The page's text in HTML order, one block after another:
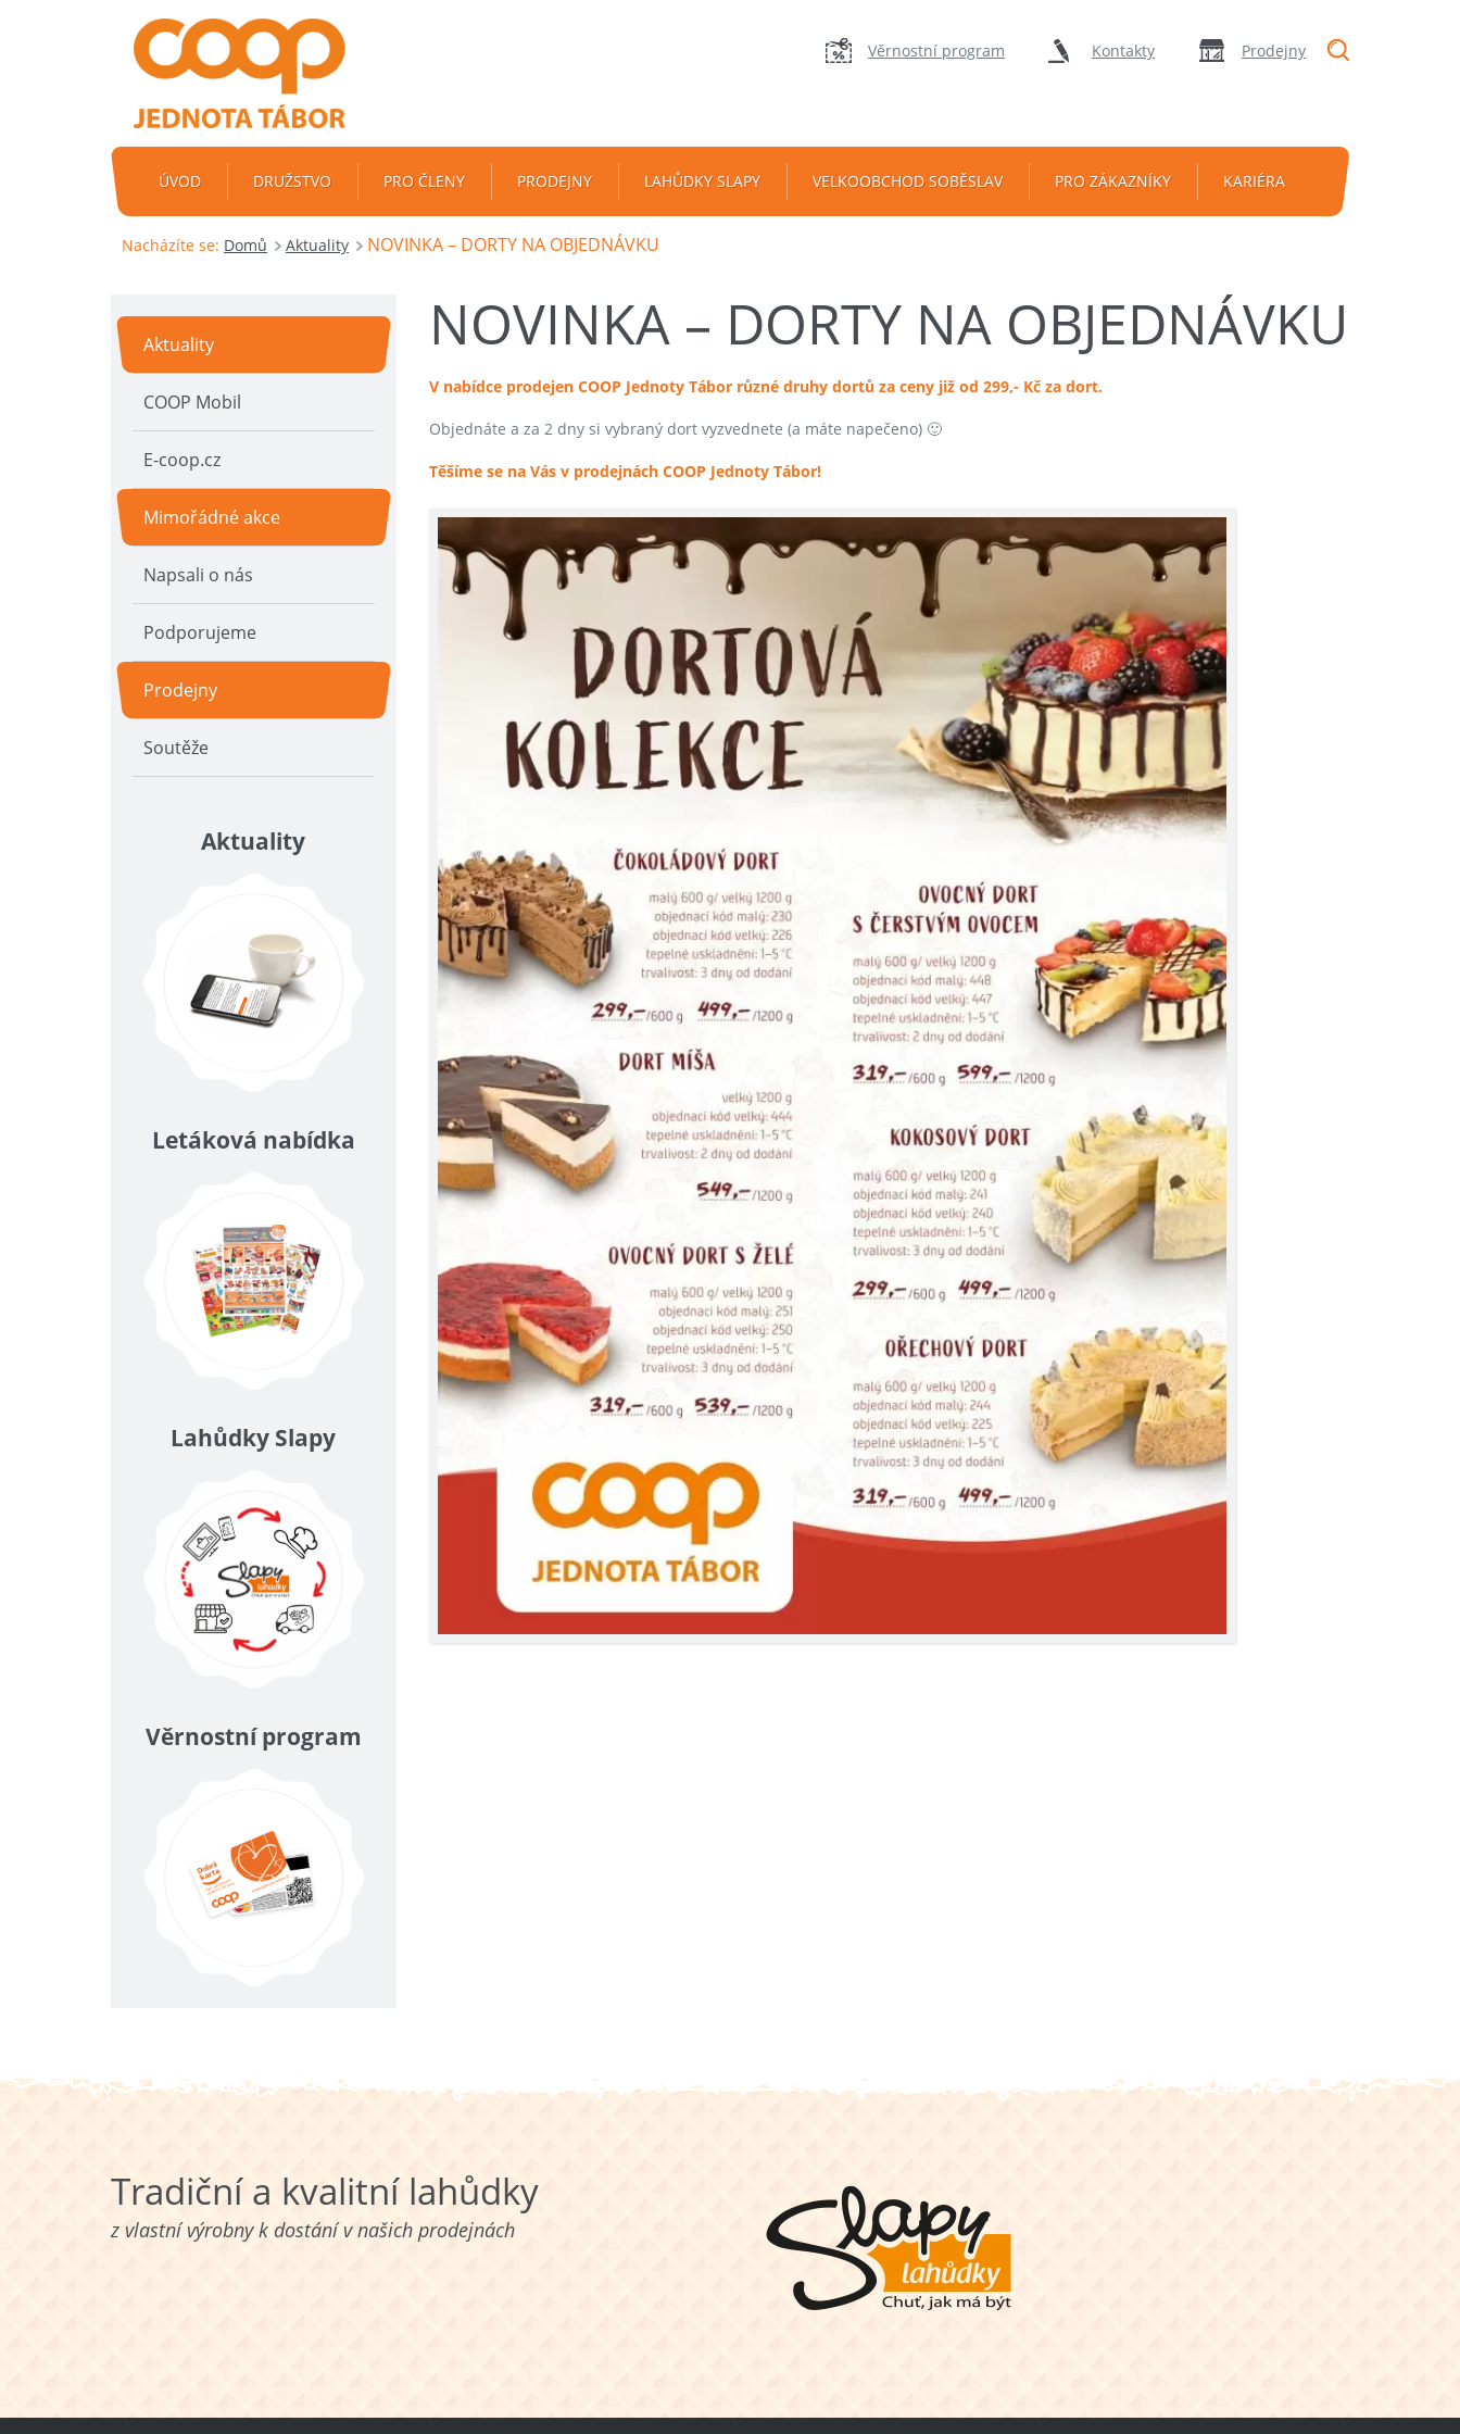
Věrnostní program Kontakty Prodejny
ÚVOD DRUŽSTVO PRO ČLENY PRODEJNY LAHŮDKY SLAPY VELKOOBCHOD SOBĚSLAV PRO ZÁKAZNÍKY KARIÉRA
Nacházíte se: Domů Aktuality NOVINKA – DORTY NA OBJEDNÁVKU
NOVINKA – DORTY NA OBJEDNÁVKU
V nabídce prodejen COOP Jednoty Tábor různé druhy dortů za ceny již od 299,- Kč za dort.
Objednáte a za 2 dny si vybraný dort vyzvednete (a máte napečeno) 🙂
Těšíme se na Vás v prodejnách COOP Jednoty Tábor!
Aktuality
COOP Mobil
E-coop.cz
Mimořádné akce
Napsali o nás
Podporujeme
Prodejny
Soutěže
Aktuality
Letáková nabídka
Lahůdky Slapy
Věrnostní program
Tradiční a kvalitní lahůdky
z vlastní výrobny k dostání v našich prodejnách